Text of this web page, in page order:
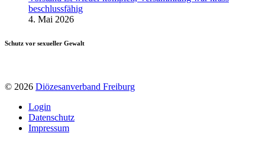
beschlussfähig
4. Mai 2026
Schutz vor sexueller Gewalt
© 2026 Diözesanverband Freiburg
Login
Datenschutz
Impressum